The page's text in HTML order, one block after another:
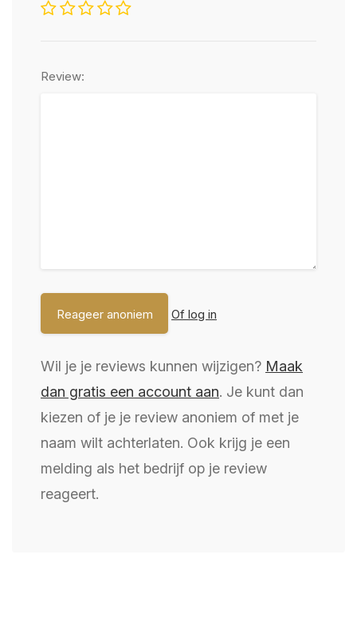
Review:
Of log in
Wil je je reviews kunnen wijzigen? Maak
dan gratis een account aan. Je kunt dan
kiezen of je je review anoniem of met je
naam wilt achterlaten. Ook krijg je een
melding als het bedrijf op je review
reageert.